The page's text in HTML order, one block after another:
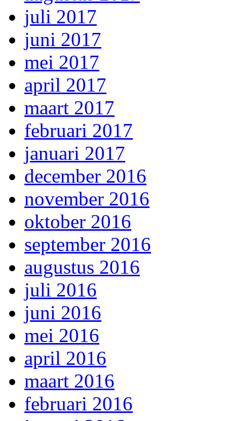
juli 2017
juni 2017
mei 2017
april 2017
maart 2017
februari 2017
januari 2017
december 2016
november 2016
oktober 2016
september 2016
augustus 2016
juli 2016
juni 2016
mei 2016
april 2016
maart 2016
februari 2016